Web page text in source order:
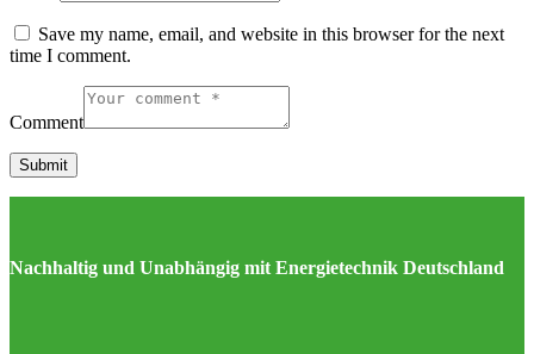
Save my name, email, and website in this browser for the next
time I comment.
Comment
Nachhaltig und Unabhängig mit Energietechnik Deutschland